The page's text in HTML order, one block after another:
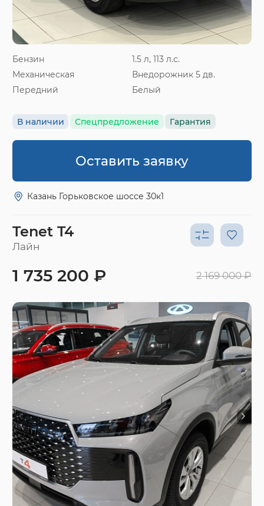
Бензин
1.5 л, 113 л.с.
Механическая
Внедорожник 5 дв.
Передний
Белый
В наличии Спецпредложение Гарантия
Оставить заявку
Казань Горьковское шоссе 30к1
Tenet T4
Лайн
1 735 200 ₽ 2 169 000 ₽